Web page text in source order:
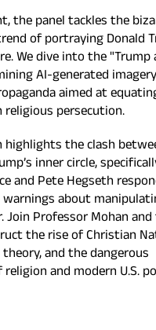
the panel tackles the
of portraying Donald
We dive into the "Trump
AI-generated
aimed at
persecution.
highlights the clash
inner circle,
and Pete Hegseth
warnings about
Join Professor Mohan
the rise of Christian
and the dangerous
and modern U.S.